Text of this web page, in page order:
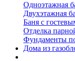
Одноэтажная
Двухэтажная
Баня с
Отделка
Фундаменты
Дома из